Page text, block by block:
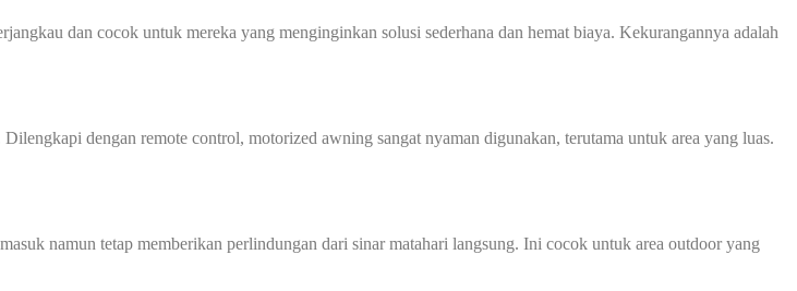
dan cocok untuk mereka yang menginginkan solusi sederhana dan hemat biaya. Kekurangannya adalah
dengan remote control, motorized awning sangat nyaman digunakan, terutama untuk area yang luas.
namun tetap memberikan perlindungan dari sinar matahari langsung. Ini cocok untuk area outdoor yang